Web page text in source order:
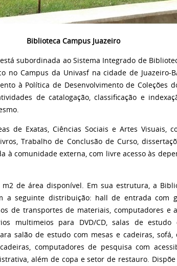
Biblioteca Campus Juazeiro
subordinada ao Sistema Integrado de
no Campus da Univasf na cidade de Juazeiro-
à Política de Desenvolvimento de Coleções
de catalogação, classificação e
de Exatas, Ciências Sociais e Artes Visuais,
Trabalho de Conclusão de Curso,
à comunidade externa, com livre acesso às
m2 de área disponível. Em sua estrutura, a
a seguinte distribuição: hall de entrada com
de transportes de materiais, computadores e
multimeios para DVD/CD, salas de
salão de estudo com mesas e cadeiras, sofá,
computadores de pesquisa com
além de copa e setor de restauro.